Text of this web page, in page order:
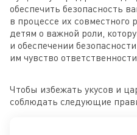
обеспечить безопасность
в процессе их совместного
детям о важной роли,
и обеспечении
им чувство ответственности.
Чтобы избежать укусов и
соблюдать следующие